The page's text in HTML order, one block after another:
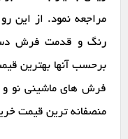
مراجعه نمود. از این
رنگ و قدمت فرش
برحسب آنها بهترین
فرش های ماشینی نو
منصفانه ترین قیمت